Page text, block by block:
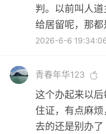
判。以前叫人
给居留呢，那
2026-6-6
青春年华123
这个办起来以
住证，有点麻
去的还是别办了